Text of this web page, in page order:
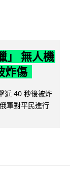
」 無人機
炸傷
近 40 秒後被炸
軍對平民進行